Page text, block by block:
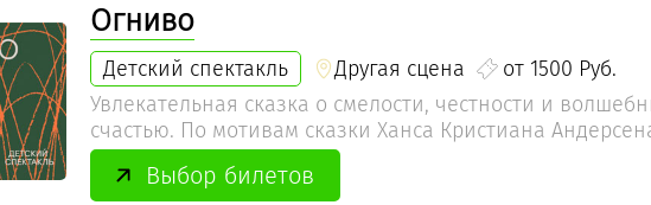
Огниво
Детский спектакль Другая сцена
от 1500 Руб.
Увлекательная сказка о смелости, честности и
счастью. По мотивам сказки Ханса Кристиана
Выбор билетов